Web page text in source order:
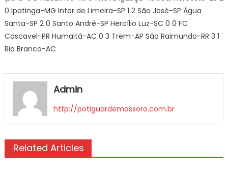
0 Ipatinga-MG Inter de Limeira-SP 1 2 São José-SP Água
Santa-SP 2 0 Santo André-SP Hercílio Luz-SC 0 0 FC
Cascavel-PR Humaitá-AC 0 3 Trem-AP São Raimundo-RR 3 1
Rio Branco-AC
Admin
http://potiguardemossoro.com.br
Related Articles